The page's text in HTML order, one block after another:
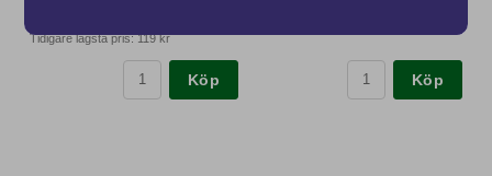
Tidigare lägsta pris:119 kr
Köp Köp